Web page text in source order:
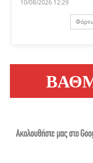
10/08/2026 12:29